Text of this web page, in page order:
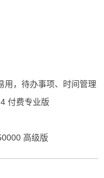
用，待办事项、时间管理
付费专业版
高级版